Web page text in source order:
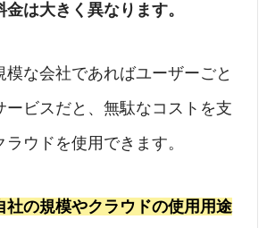
は大きく異なります。
模な会社であればユーザーごと
ービスだと、無駄なコストを支
ウドを使用できます。
社の規模やクラウドの使用用途